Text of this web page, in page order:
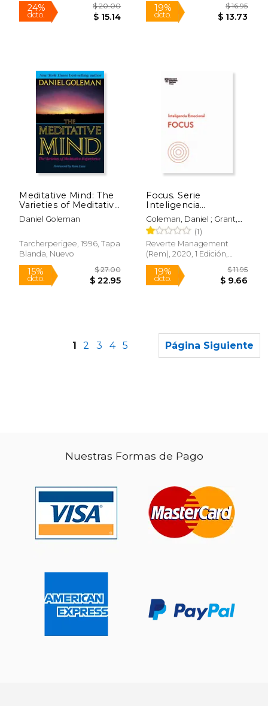
15%
dcto.
15%
dcto.
40%
$ 26.29
15%
dcto.
Meditative Mind: The
Varieties of Meditative
Experience (en
Inglés)
Daniel Goleman
Tarcherperigee, 1996, Tapa
Blanda, Nuevo
Focus. Serie
Inteligencia
Emocional HBR
Goleman, Daniel ; Grant,
Heidi ; Jen Su, Amy
(1)
Reverte Management
(Rem), 2020, 1 Edición,
Tapa Blanda, Nuevo
1 2 3 4 5 Página Siguiente
Nuestras Formas de Pago